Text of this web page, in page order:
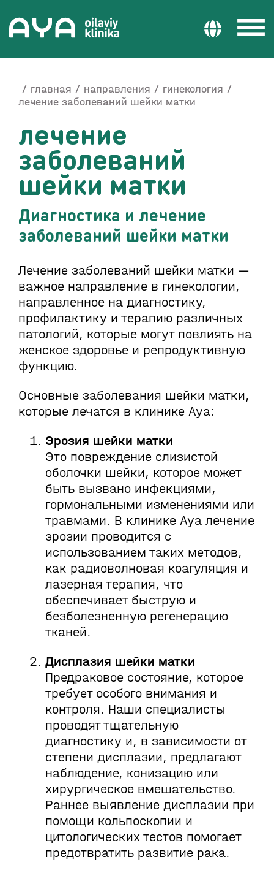
главная направления
гинекология
лечение заболеваний шейки матки
лечение
заболеваний
шейки матки
Диагностика и лечение
заболеваний шейки матки
Лечение заболеваний шейки матки —
важное направление в гинекологии,
направленное на диагностику,
профилактику и терапию различных
патологий, которые могут повлиять на
женское здоровье и репродуктивную
функцию.
Основные заболевания шейки матки,
которые лечатся в клинике Aya:
Эрозия шейки матки
Это повреждение слизистой
оболочки шейки, которое может
быть вызвано инфекциями,
гормональными изменениями или
травмами. В клинике Aya лечение
эрозии проводится с
использованием таких методов,
как радиоволновая коагуляция и
лазерная терапия, что
обеспечивает быструю и
безболезненную регенерацию
тканей.
Дисплазия шейки матки
Предраковое состояние, которое
требует особого внимания и
контроля. Наши специалисты
проводят тщательную
диагностику и, в зависимости от
степени дисплазии, предлагают
наблюдение, конизацию или
хирургическое вмешательство.
Раннее выявление дисплазии при
помощи кольпоскопии и
цитологических тестов помогает
предотвратить развитие рака.